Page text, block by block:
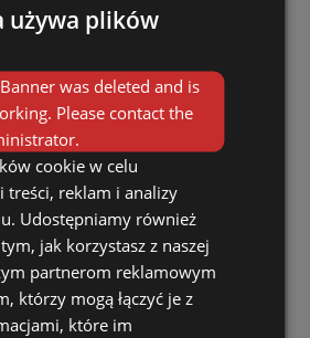
v dne kvetináča
irigáciu a vetranie
prenášanie
podmienkam
plastov
używa plików
was deleted and is
Please contact the
cookie w celu
treści, reklam i analizy
Udostępniamy również
jak korzystasz z naszej
partnerom reklamowym
którzy mogą łączyć je z
które im